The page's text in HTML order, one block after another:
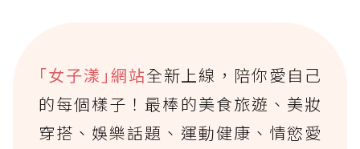
｢女子漾｣網站全新上線，陪你愛自己
的每個樣子！最棒的美食旅遊、美妝
穿搭、娛樂話題、運動健康、情慾愛